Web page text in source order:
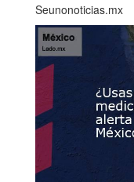
Seunonoticias.mx